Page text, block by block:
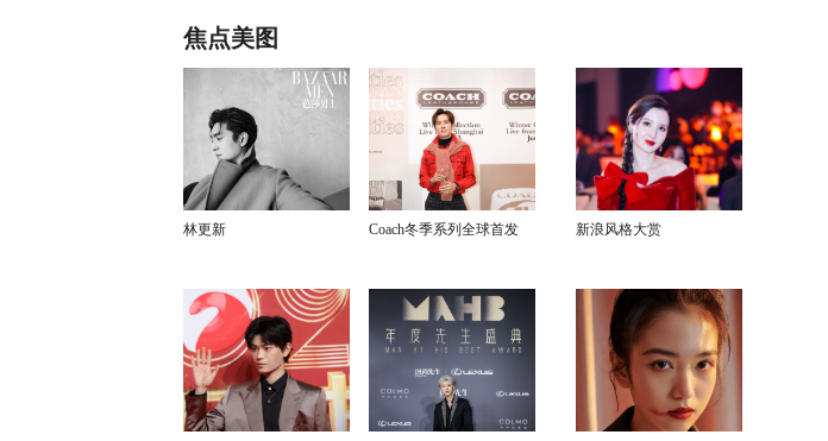
焦点美图
林更新 Coach冬季系列全球首发 新浪风格大赏